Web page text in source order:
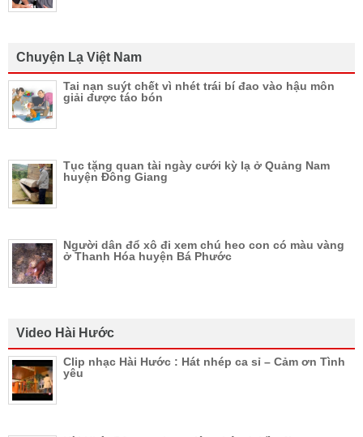
Chuyện Lạ Việt Nam
Tai nạn suýt chết vì nhét trái bí đao vào hậu môn
giải được táo bón
Tục tặng quan tài ngày cưới kỳ lạ ở Quảng Nam
huyện Đông Giang
Người dân đổ xô đi xem chú heo con có màu vàng
ở Thanh Hóa huyện Bá Phước
Video Hài Hước
Clip nhạc Hài Hước : Hát nhép ca sỉ – Cảm ơn Tình
yêu